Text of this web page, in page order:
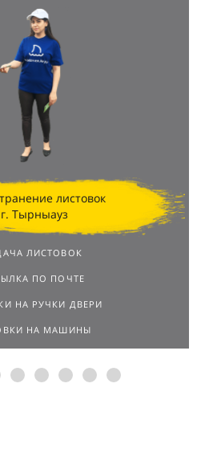
листовок
Тырныауз
ЛИСТОВОК
ПО ПОЧТЕ
НА РУЧКИ ДВЕРИ
НА МАШИНЫ